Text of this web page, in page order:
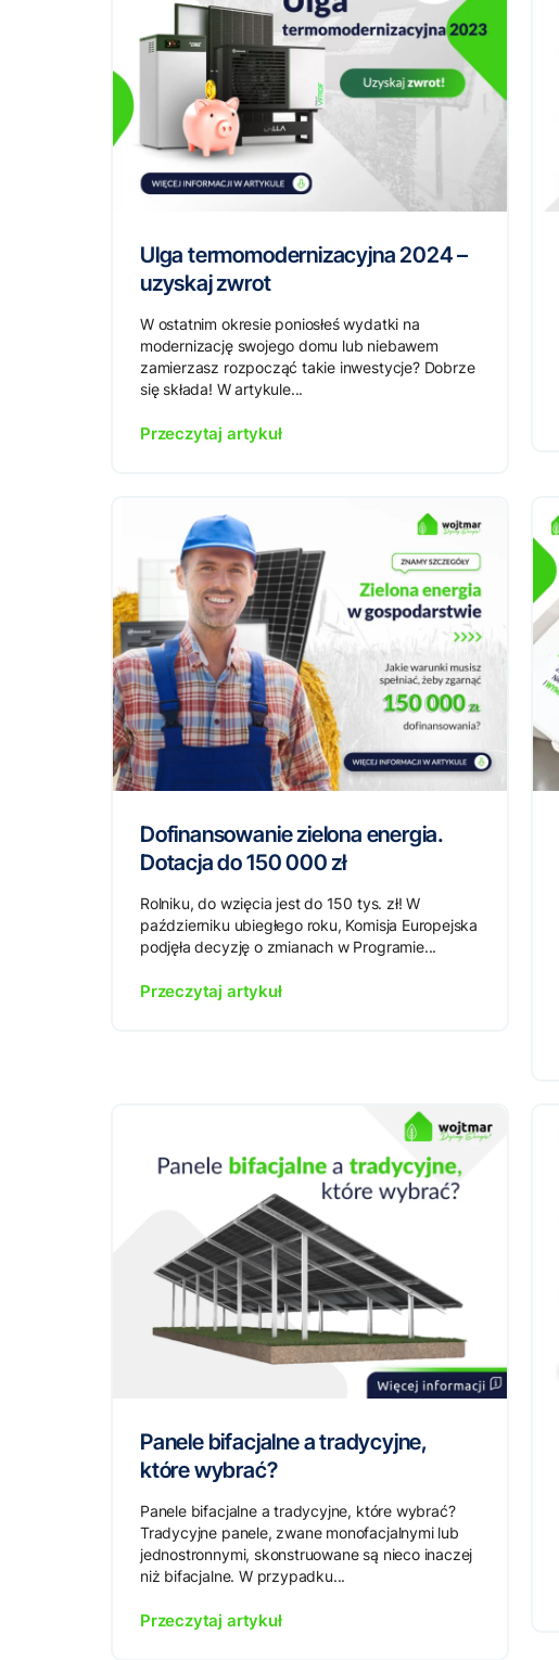
Ulga termomodernizacyjna 2024 –
uzyskaj zwrot
W ostatnim okresie poniosłeś wydatki na
modernizację swojego domu lub niebawem
zamierzasz rozpocząć takie inwestycje? Dobrze
się składa! W artykule...
Przeczytaj artykuł
Dofinansowanie zielona energia.
Dotacja do 150 000 zł
Rolniku, do wzięcia jest do 150 tys. zł! W
październiku ubiegłego roku, Komisja Europejska
podjęła decyzję o zmianach w Programie...
Przeczytaj artykuł
Panele bifacjalne a tradycyjne,
które wybrać?
Panele bifacjalne a tradycyjne, które wybrać?
Tradycyjne panele, zwane monofacjalnymi lub
jednostronnymi, skonstruowane są nieco inaczej
niż bifacjalne. W przypadku...
Przeczytaj artykuł